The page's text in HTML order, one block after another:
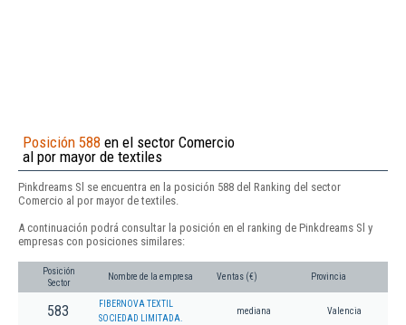
Posición 588 en el sector Comercio
al por mayor de textiles
Pinkdreams Sl se encuentra en la posición 588 del Ranking del sector
Comercio al por mayor de textiles.
A continuación podrá consultar la posición en el ranking de Pinkdreams Sl y
empresas con posiciones similares:
Posición
Sector
Nombre de la empresa Ventas (€) Provincia
583
FIBERNOVA TEXTIL
SOCIEDAD LIMITADA.
mediana Valencia